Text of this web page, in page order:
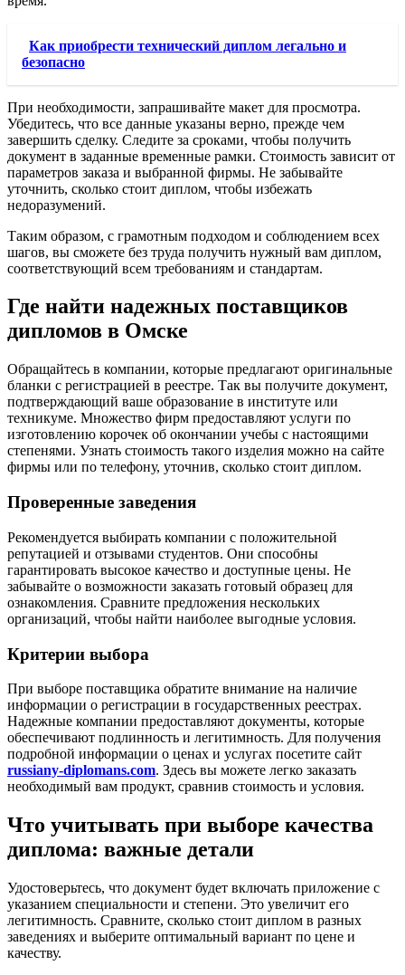
Как приобрести технический диплом легально и
безопасно
При необходимости, запрашивайте макет для просмотра.
Убедитесь, что все данные указаны верно, прежде чем
завершить сделку. Следите за сроками, чтобы получить
документ в заданные временные рамки. Стоимость зависит от
параметров заказа и выбранной фирмы. Не забывайте
уточнить, сколько стоит диплом, чтобы избежать
недоразумений.
Таким образом, с грамотным подходом и соблюдением всех
шагов, вы сможете без труда получить нужный вам диплом,
соответствующий всем требованиям и стандартам.
Где найти надежных поставщиков
дипломов в Омске
Обращайтесь в компании, которые предлагают оригинальные
бланки с регистрацией в реестре. Так вы получите документ,
подтверждающий ваше образование в институте или
техникуме. Множество фирм предоставляют услуги по
изготовлению корочек об окончании учебы с настоящими
степенями. Узнать стоимость такого изделия можно на сайте
фирмы или по телефону, уточнив, сколько стоит диплом.
Проверенные заведения
Рекомендуется выбирать компании с положительной
репутацией и отзывами студентов. Они способны
гарантировать высокое качество и доступные цены. Не
забывайте о возможности заказать готовый образец для
ознакомления. Сравните предложения нескольких
организаций, чтобы найти наиболее выгодные условия.
Критерии выбора
При выборе поставщика обратите внимание на наличие
информации о регистрации в государственных реестрах.
Надежные компании предоставляют документы, которые
обеспечивают подлинность и легитимность. Для получения
подробной информации о ценах и услугах посетите сайт
russiany-diplomans.com. Здесь вы можете легко заказать
необходимый вам продукт, сравнив стоимость и условия.
Что учитывать при выборе качества
диплома: важные детали
Удостоверьтесь, что документ будет включать приложение с
указанием специальности и степени. Это увеличит его
легитимность. Сравните, сколько стоит диплом в разных
заведениях и выберите оптимальный вариант по цене и
качеству.